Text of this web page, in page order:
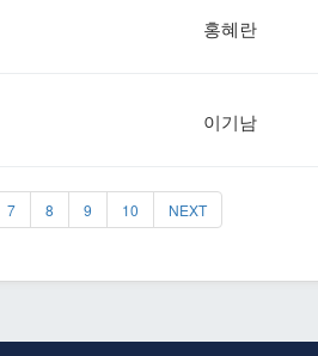
홍혜란
이기남
7 8 9 10 NEXT